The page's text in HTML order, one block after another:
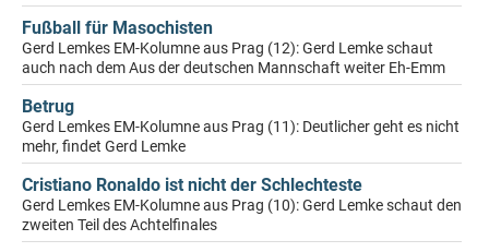
Fußball für Masochisten
Gerd Lemkes EM-Kolumne aus Prag (12): Gerd Lemke schaut
auch nach dem Aus der deutschen Mannschaft weiter Eh-Emm
Betrug
Gerd Lemkes EM-Kolumne aus Prag (11): Deutlicher geht es nicht
mehr, findet Gerd Lemke
Cristiano Ronaldo ist nicht der Schlechteste
Gerd Lemkes EM-Kolumne aus Prag (10): Gerd Lemke schaut den
zweiten Teil des Achtelfinales